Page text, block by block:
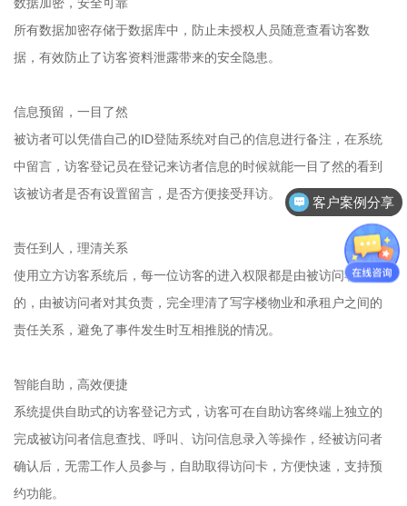
所有数据加密存储于数据库中，防止未授权人员随意查看访客数
据，有效防止了访客资料泄露带来的安全隐患。
信息预留，一目了然
被访者可以凭借自己的ID登陆系统对自己的信息进行备注，在系统
中留言，访客登记员在登记来访者信息的时候就能一目了然的看到
该被访者是否有设置留言，是否方便接受拜访。
责任到人，理清关系
使用立方访客系统后，每一位访客的进入权限都是由被访问者下发
的，由被访问者对其负责，完全理清了写字楼物业和承租户之间的
责任关系，避免了事件发生时互相推脱的情况。
智能自助，高效便捷
系统提供自助式的访客登记方式，访客可在自助访客终端上独立的
完成被访问者信息查找、呼叫、访问信息录入等操作，经被访问者
确认后，无需工作人员参与，自助取得访问卡，方便快速，支持预
约功能。
客户案例分享